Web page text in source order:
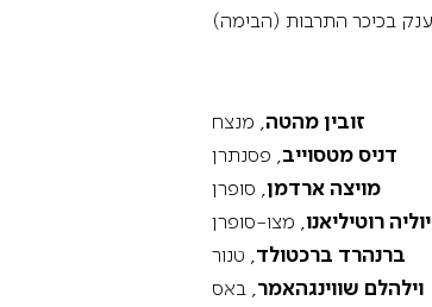
זובין מהטה, מנצח
דניס מטסוייב, פסנתרן
מויצה ארדמן, סופרן
יוליה רוטיליאנו, מצו-סופרן
ברנהרד ברכטולד, טנור
וילהלם שווינגהאמר, באס